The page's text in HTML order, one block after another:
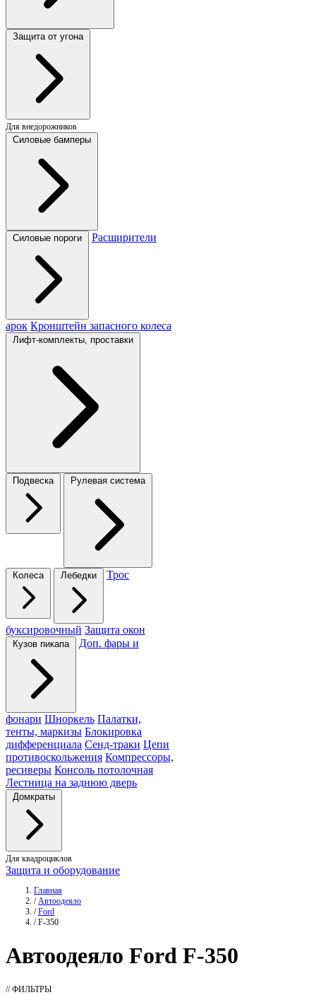
Защита от угона
Для внедорожников
Силовые бамперы
Силовые пороги Расширители
арок Кронштейн запасного колеса
Лифт-комплекты, проставки
Подвеска Рулевая система
Колеса Лебедки Трос
буксировочный Защита окон
Кузов пикапа Доп. фары и
фонари Шноркель Палатки,
тенты, маркизы Блокировка
дифференциала Сенд-траки Цепи
противоскольжения Компрессоры,
ресиверы Консоль потолочная
Лестница на заднюю дверь
Домкраты
Для квадроциклов
Защита и оборудование
Главная
/ Автоодеяло
/ Ford
/ F-350
Автоодеяло Ford F-350
// ФИЛЬТРЫ